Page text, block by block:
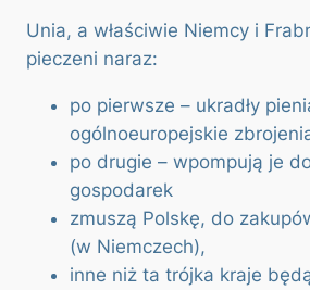
Unia, a właściwie Niemcy i
pieczeni naraz:
po pierwsze – ukradły
ogólnoeuropejskie
po drugie – wpompują je
gospodarek
zmuszą Polskę, do
(w Niemczech),
inne niż ta trójka kraje